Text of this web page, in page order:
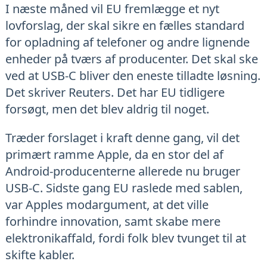
I næste måned vil EU fremlægge et nyt
lovforslag, der skal sikre en fælles standard
for opladning af telefoner og andre lignende
enheder på tværs af producenter. Det skal ske
ved at USB-C bliver den eneste tilladte løsning.
Det skriver Reuters. Det har EU tidligere
forsøgt, men det blev aldrig til noget.
Træder forslaget i kraft denne gang, vil det
primært ramme Apple, da en stor del af
Android-producenterne allerede nu bruger
USB-C. Sidste gang EU raslede med sablen,
var Apples modargument, at det ville
forhindre innovation, samt skabe mere
elektronikaffald, fordi folk blev tvunget til at
skifte kabler.